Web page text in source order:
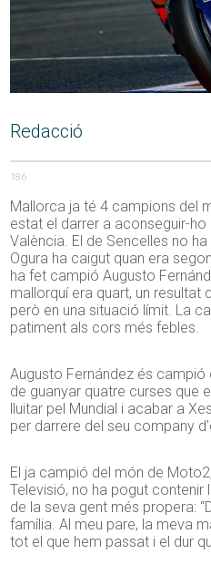
Redacció
186
Mallorca ja té 4 campions del
estat el darrer a aconseguir-ho
València. El de Sencelles no
Ogura ha caigut quan era
ha fet campió Augusto
mallorquí era quart, un resultat
però en una situació límit. La
patiment als cors més febles.
Augusto Fernández és
de guanyar quatre curses que
lluitar pel Mundial i acabar a
per darrere del seu company
El ja campió del món de
Televisió, no ha pogut contenir
de la seva gent més propera:
família. Al meu pare, la meva
tot el que hem passat i el dur